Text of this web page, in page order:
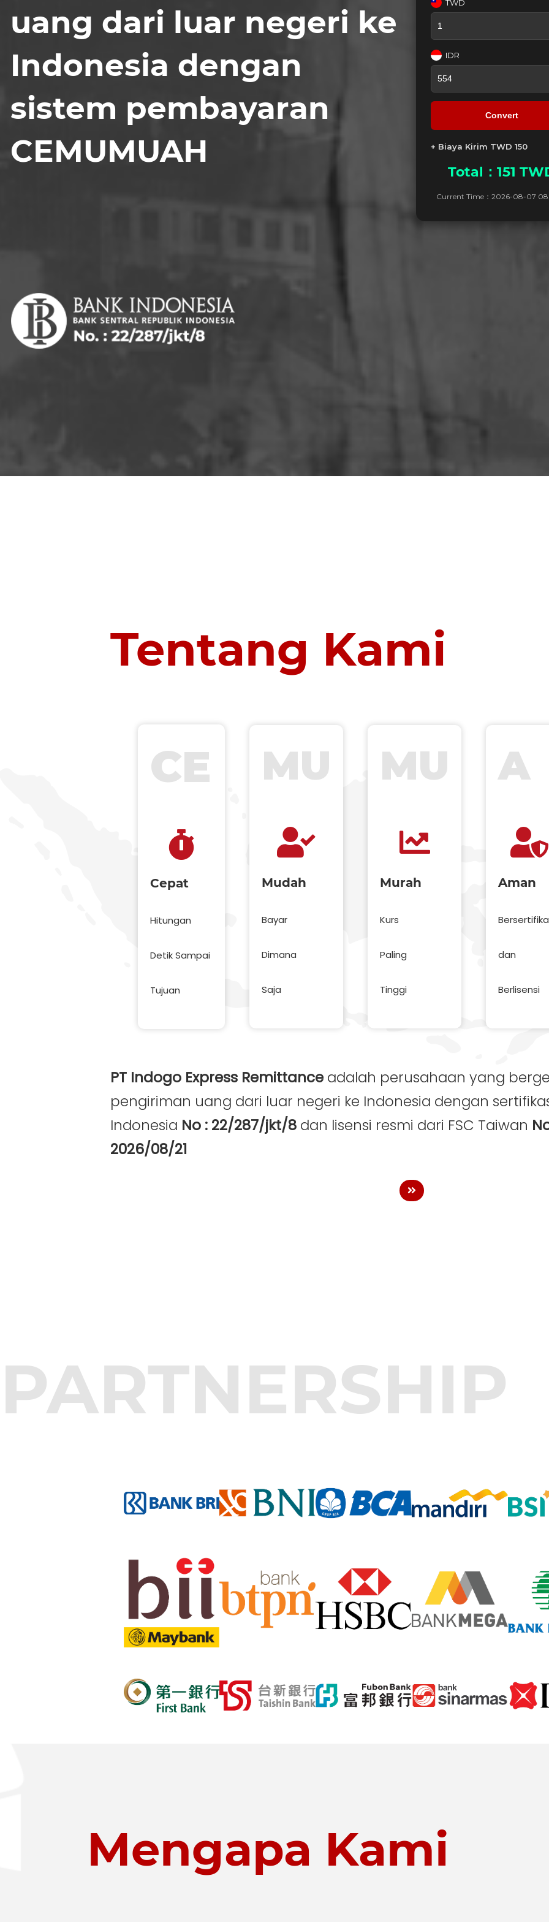
uang dari luar negeri ke
Indonesia dengan
sistem pembayaran
CEMUMUAH
TWD
IDR
Convert
+ Biaya Kirim TWD150
Total：151
Current Time： 2026-08-07
Tentang Kami
CE
Cepat
Hitungan
Detik Sampai
Tujuan
MU
Mudah
Bayar
Dimana
Saja
MU
Murah
Kurs
Paling
Tinggi
A
Aman
dan
Berlisensi
PT Indogo Express Remittance adalah perusahaan yang
pengiriman uang dari luar negeri ke Indonesia dengan
Indonesia No : 22/287/jkt/8 dan lisensi resmi dari FSC Taiwan
2026/08/21
PARTNERSHIP
Mengapa Kami